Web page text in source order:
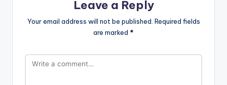
Leave a Reply
Your email address will not be published. Required fields
are marked *